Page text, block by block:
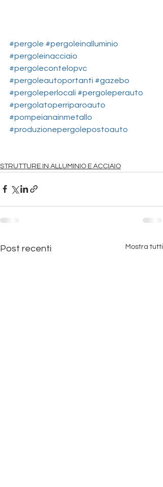
#pergole #pergoleinalluminio
#pergoleinacciaio
#pergolecontelopvc
#pergoleautoportanti #gazebo
#pergoleperlocali #pergoleperauto
#pergolatoperriparoauto
#pompeianainmetallo
#produzionepergolepostoauto
STRUTTURE IN ALLUMINIO E ACCIAIO
Post recenti Mostra tutti